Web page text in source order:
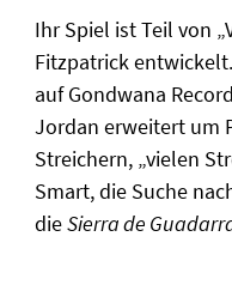
Ihr Spiel ist Teil von
Fitzpatrick
auf Gondwana
Jordan erweitert um
Streichern, „vielen
Smart, die Suche
dieSierra de